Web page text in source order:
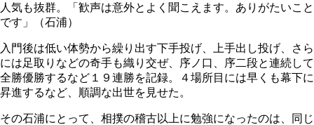
人気も抜群。「歓声は意外とよく聞こえます。ありがたいこと
です」（石浦）
入門後は低い体勢から繰り出す下手投げ、上手出し投げ、さら
には足取りなどの奇手も織り交ぜ、序ノ口、序二段と連続して
全勝優勝するなど１９連勝を記録。４場所目には早くも幕下に
昇進するなど、順調な出世を見せた。
その石浦にとって、相撲の稽古以上に勉強になったのは、同じ